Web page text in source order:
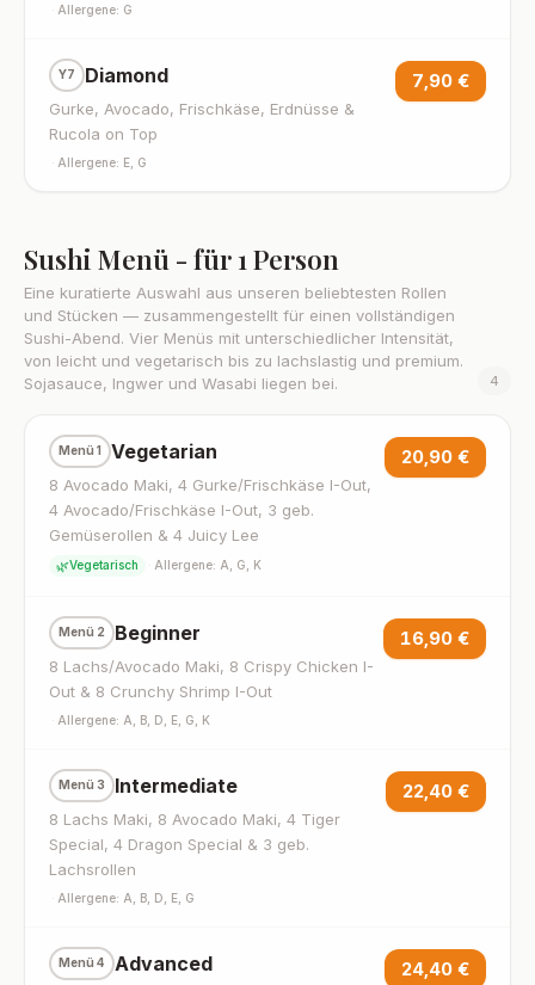
· Allergene: G
Y7 Diamond
Gurke, Avocado, Frischkäse, Erdnüsse &
Rucola on Top
· Allergene: E, G
7,90 €
Sushi Menü - für 1 Person
Eine kuratierte Auswahl aus unseren beliebtesten Rollen
und Stücken — zusammengestellt für einen vollständigen
Sushi-Abend. Vier Menüs mit unterschiedlicher Intensität,
von leicht und vegetarisch bis zu lachslastig und premium.
Sojasauce, Ingwer und Wasabi liegen bei.
4
Menü 1 Vegetarian
8 Avocado Maki, 4 Gurke/Frischkäse I-Out,
4 Avocado/Frischkäse I-Out, 3 geb.
Gemüserollen & 4 Juicy Lee
🌿Vegetarisch · Allergene: A, G, K
20,90 €
Menü 2 Beginner
8 Lachs/Avocado Maki, 8 Crispy Chicken I-
Out & 8 Crunchy Shrimp I-Out
· Allergene: A, B, D, E, G, K
16,90 €
Menü 3 Intermediate
8 Lachs Maki, 8 Avocado Maki, 4 Tiger
Special, 4 Dragon Special & 3 geb.
Lachsrollen
· Allergene: A, B, D, E, G
22,40 €
Menü 4 Advanced 24,40 €